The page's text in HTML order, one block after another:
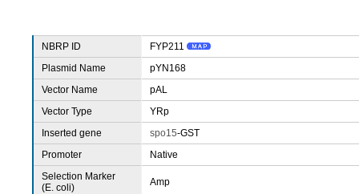
NBRP ID
FYP211
Plasmid Name
pYN168
Vector Name
pAL
Vector Type
YRp
Inserted gene
spo15-GST
Promoter
Native
Selection Marker
(E. coli)
Amp